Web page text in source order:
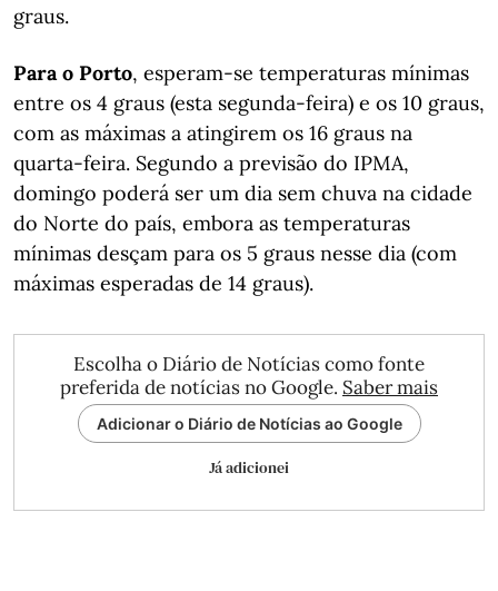
graus.
Para o Porto, esperam-se temperaturas mínimas
entre os 4 graus (esta segunda-feira) e os 10 graus,
com as máximas a atingirem os 16 graus na
quarta-feira. Segundo a previsão do IPMA,
domingo poderá ser um dia sem chuva na cidade
do Norte do país, embora as temperaturas
mínimas desçam para os 5 graus nesse dia (com
máximas esperadas de 14 graus).
Escolha o Diário de Notícias como fonte
preferida de notícias no Google. Saber mais
Adicionar o Diário de Notícias ao Google
Já adicionei